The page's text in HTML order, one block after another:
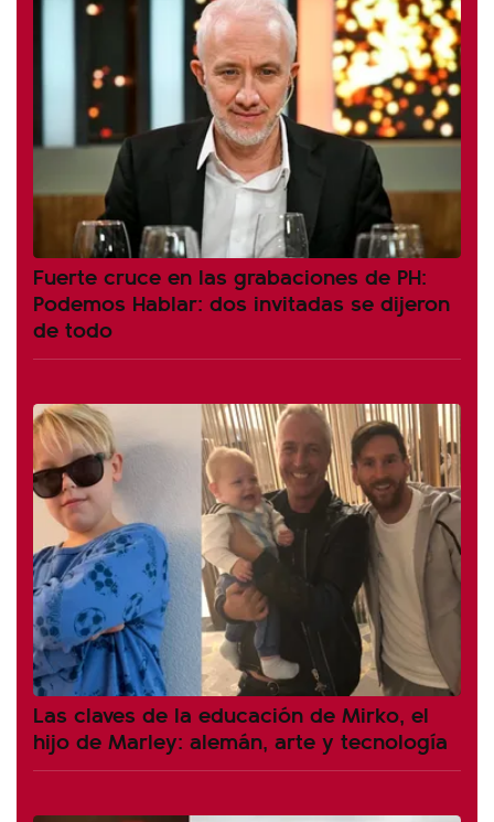
Fuerte cruce en las grabaciones de PH:
Podemos Hablar: dos invitadas se dijeron
de todo
Las claves de la educación de Mirko, el
hijo de Marley: alemán, arte y tecnología